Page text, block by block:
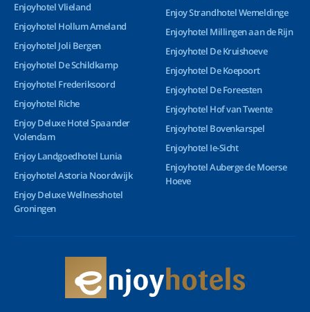
Enjoyhotel Vlieland
Enjoyhotel Hollum Ameland
Enjoyhotel Joli Bergen
Enjoyhotel De Schildkamp
Enjoyhotel Frederiksoord
Enjoyhotel Riche
Enjoy Deluxe Hotel Spaander
Volendam
Enjoy Landgoedhotel Lunia
Enjoyhotel Astoria Noordwijk
Enjoy Deluxe Wellnesshotel
Groningen
Enjoy Strandhotel Wemeldinge
Enjoyhotel Millingen aan de Rijn
Enjoyhotel De Kruishoeve
Enjoyhotel De Koepoort
Enjoyhotel De Foreesten
Enjoyhotel Hof van Twente
Enjoyhotel Bovenkarspel
Enjoyhotel Ie-Sicht
Enjoyhotel Auberge de Moerse
Hoeve